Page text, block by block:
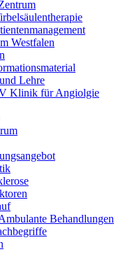
Westfalen
Lehre
Klinik für Angiolgie
Behandlungen